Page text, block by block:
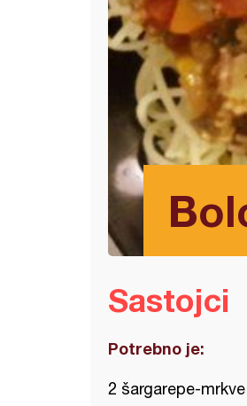
Sastojci
Potrebno je:
2 šargarepe-mrkve